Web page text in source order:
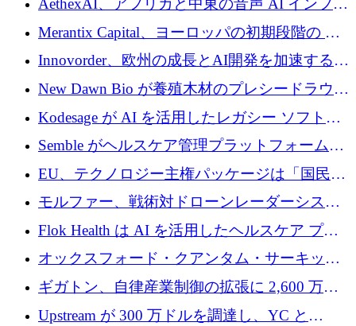
AethexAI、アフリカと中東の音声 AI インフラ
ストラクチャを構築するために 300 万ドルを
Merantix Capital、ヨーロッパの初期段階の AI
スタートアップ向けに 1 億 300 万ユーロのフ
ァンドを立ち上げる
Innovorder、欧州の成長とAI開発を加速するた
めに2,000万ユーロを確保
New Dawn Bio が養殖木材のプレシードラウン
ドで 210 万ユーロを調達
Kodesage が AI を活用したレガシー ソフトウ
ェアの最新化のために 660 万ドルを調達
Semble がヘルスケア管理プラットフォームを
拡大するためにシリーズ C で 3,000 万ポンド
を調達
EU、テクノロジー主権パッケージは「国民の
保護」に関するものだと発言
モルファー、戦術対ドローンレーダーシステ
ムを最前線に近づけるために150万ユーロを調
Flok Health は AI を活用したヘルスケア プラ
ットフォームの成長に 1,250 万ドルを投資
オックスフォード・クアンタム・サーキット
が「成人向け」2億6,000万ポンドの資金調達
ラウンドを獲得
ギガトン、自律産業制御の拡張に 2,600 万ド
ルを調達
Upstream が 300 万ドルを調達し、YC と